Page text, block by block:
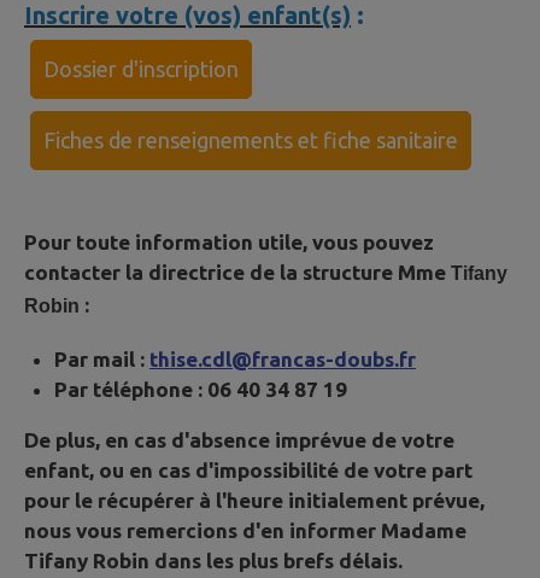
Inscrire votre (vos) enfant(s) :
Dossier d'inscription
Fiches de renseignements et fiche sanitaire
Pour toute information utile, vous pouvez
contacter la directrice de la structure Mme Tifany
Robin :
Par mail : thise.cdl@francas-doubs.fr
Par téléphone : 06 40 34 87 19
De plus, en cas d'absence imprévue de votre
enfant, ou en cas d'impossibilité de votre part
pour le récupérer à l'heure initialement prévue,
nous vous remercions d'en informer Madame
Tifany Robin dans les plus brefs délais.